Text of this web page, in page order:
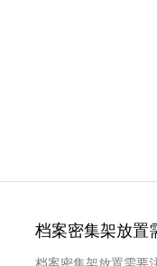
档案密集架放置
档案密集架放置需要